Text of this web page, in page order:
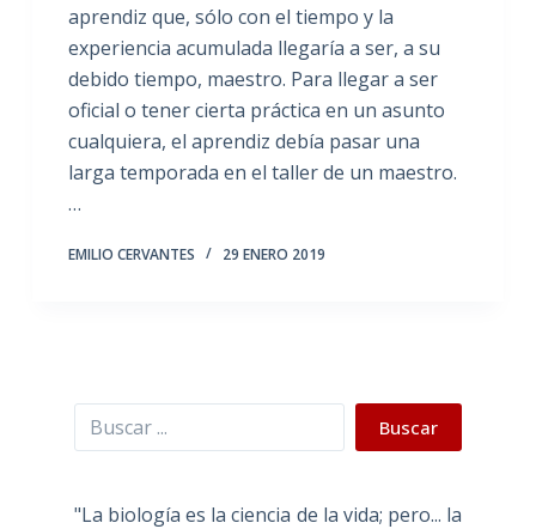
aprendiz que, sólo con el tiempo y la
experiencia acumulada llegaría a ser, a su
debido tiempo, maestro. Para llegar a ser
oficial o tener cierta práctica en un asunto
cualquiera, el aprendiz debía pasar una
larga temporada en el taller de un maestro.
…
EMILIO CERVANTES 29 ENERO 2019
Buscar Buscar
"La biología es la ciencia de la vida; pero... la